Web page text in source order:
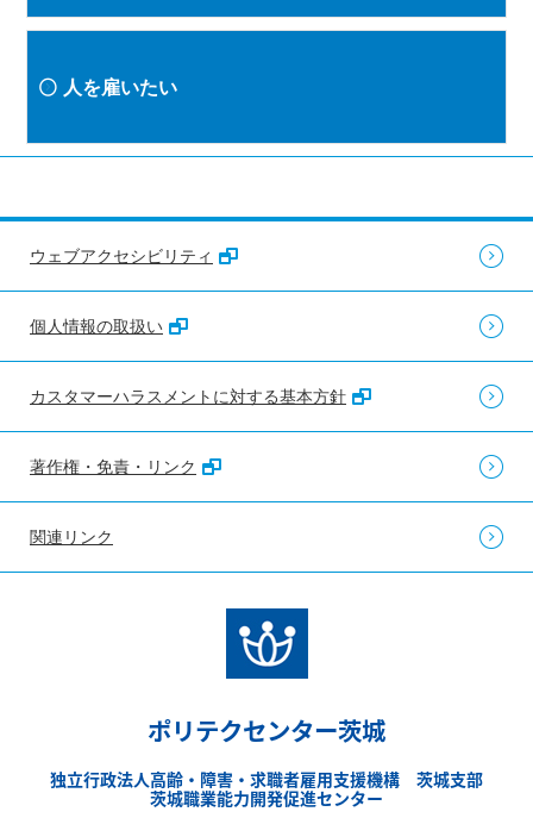
人を雇いたい
ウェブアクセシビリティ
個人情報の取扱い
カスタマーハラスメントに対する基本方針
著作権・免責・リンク
関連リンク
ポリテクセンター茨城
独立行政法人高齢・障害・求職者雇用支援機構 茨城支部
茨城職業能力開発促進センター